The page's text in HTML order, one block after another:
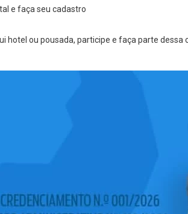
e faça seu cadastro
hotel ou pousada, participe e faça parte dessa